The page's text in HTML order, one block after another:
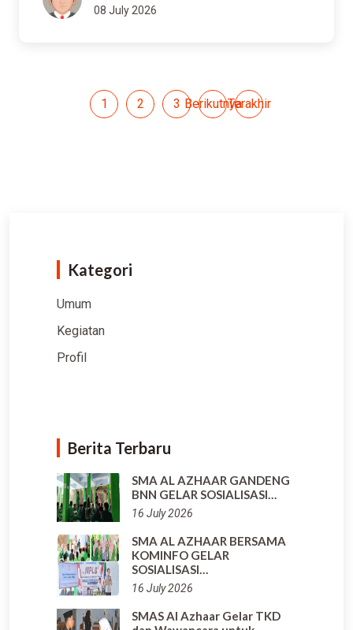
08 July 2026
1 2 3 BerikutnyaTerakhir
Kategori
Umum
Kegiatan
Profil
Berita Terbaru
SMA AL AZHAAR GANDENG
BNN GELAR SOSIALISASI…
16 July 2026
SMA AL AZHAAR BERSAMA
KOMINFO GELAR
SOSIALISASI…
16 July 2026
SMAS Al Azhaar Gelar TKD